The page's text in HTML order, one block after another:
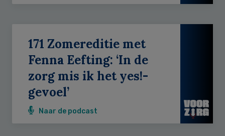
171 Zomereditie met
Fenna Eefting: ‘In de
zorg mis ik het yes!-
gevoel’
Naar de podcast